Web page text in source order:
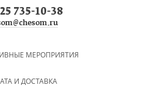
735-10-38
МЕРОПРИЯТИЯ
И ДОСТАВКА